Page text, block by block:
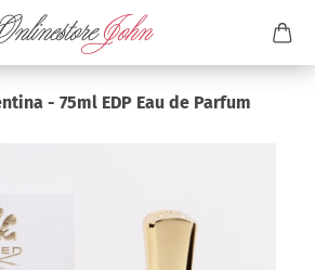
- 75ml EDP Eau de Parfum